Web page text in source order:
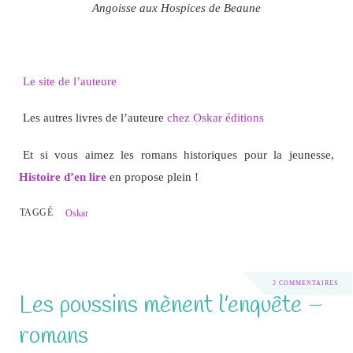
Angoisse aux Hospices de Beaune
Le site de l’auteure
Les autres livres de l’auteure chez Oskar éditions
Et si vous aimez les romans historiques pour la jeunesse,
Histoire d’en lire en propose plein !
TAGGÉ Oskar
2 COMMENTAIRES
Les poussins mènent l’enquête –
romans